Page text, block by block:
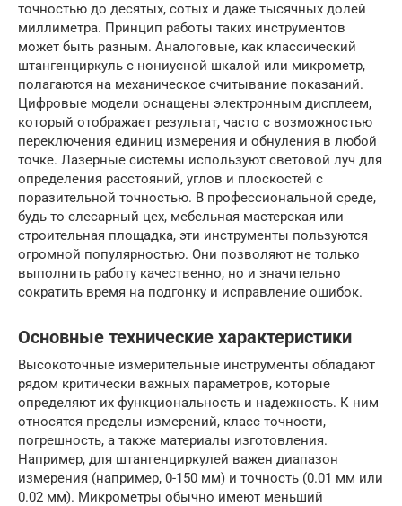
точностью до десятых, сотых и даже тысячных долей
миллиметра. Принцип работы таких инструментов
может быть разным. Аналоговые, как классический
штангенциркуль с нониусной шкалой или микрометр,
полагаются на механическое считывание показаний.
Цифровые модели оснащены электронным дисплеем,
который отображает результат, часто с возможностью
переключения единиц измерения и обнуления в любой
точке. Лазерные системы используют световой луч для
определения расстояний, углов и плоскостей с
поразительной точностью. В профессиональной среде,
будь то слесарный цех, мебельная мастерская или
строительная площадка, эти инструменты пользуются
огромной популярностью. Они позволяют не только
выполнить работу качественно, но и значительно
сократить время на подгонку и исправление ошибок.
Основные технические характеристики
Высокоточные измерительные инструменты обладают
рядом критически важных параметров, которые
определяют их функциональность и надежность. К ним
относятся пределы измерений, класс точности,
погрешность, а также материалы изготовления.
Например, для штангенциркулей важен диапазон
измерения (например, 0-150 мм) и точность (0.01 мм или
0.02 мм). Микрометры обычно имеют меньший